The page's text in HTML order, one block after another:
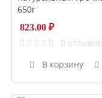
823.00 ₽
0 отзывов
В корзину